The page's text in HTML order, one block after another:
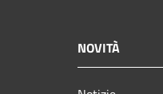
NOVITÀ